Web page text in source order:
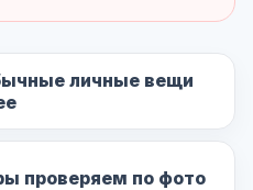
личные вещи
проверяем по фото